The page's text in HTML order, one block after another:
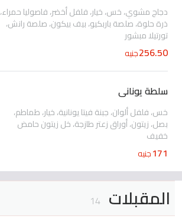
دجاج مشوي، خس، خيار، فلفل أخضر، فاصوليا حمراء،
ذرة حلوة، صلصة باربكيو، بيف بيكون، صلصة رانش،
تورتيلا مبشور
256.50جنيه
سلطة يونانى
خس، فلفل ألوان، جبنة فيتا يونانية، خيار، طماطم،
بصل، زيتون، أوراق زعتر طازجة، خل زيتون حامض
خفيف
171جنيه
المقبلات 14